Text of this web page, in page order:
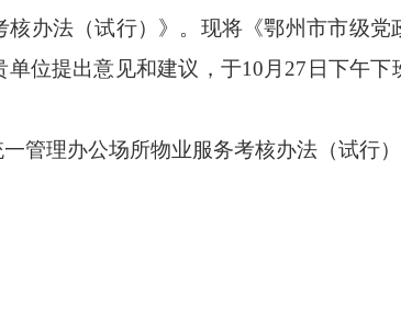
办法（试行）》。现将《鄂州市市级
位提出意见和建议，于10月27日下午
理办公场所物业服务考核办法（试行）